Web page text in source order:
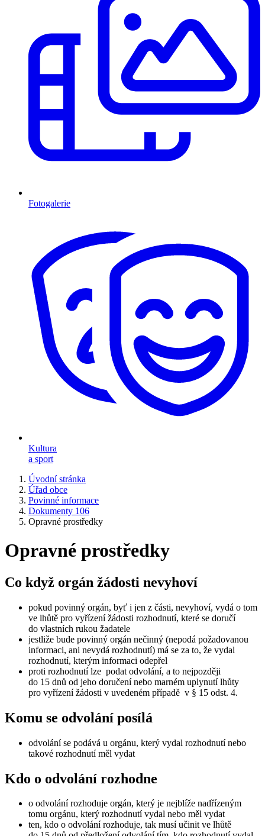
Fotogalerie
Kultura
a sport
Úvodní stránka
Úřad obce
Povinné informace
Dokumenty 106
Opravné prostředky
Opravné prostředky
Co když orgán žádosti nevyhoví
pokud povinný orgán, byť i jen z části, nevyhoví, vydá o tom
ve lhůtě pro vyřízení žádosti rozhodnutí, které se doručí
do vlastních rukou žadatele
jestliže bude povinný orgán nečinný (nepodá požadovanou
informaci, ani nevydá rozhodnutí) má se za to, že vydal
rozhodnutí, kterým informaci odepřel
proti rozhodnutí lze podat odvolání, a to nejpozději
do 15 dnů od jeho doručení nebo marném uplynutí lhůty
pro vyřízení žádosti v uvedeném případě v § 15 odst. 4.
Komu se odvolání posílá
odvolání se podává u orgánu, který vydal rozhodnutí nebo
takové rozhodnutí měl vydat
Kdo o odvolání rozhodne
o odvolání rozhoduje orgán, který je nejblíže nadřízeným
tomu orgánu, který rozhodnutí vydal nebo měl vydat
ten, kdo o odvolání rozhoduje, tak musí učinit ve lhůtě